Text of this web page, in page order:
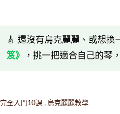
🎸 還沒有烏克麗麗、或想換
笈》
，挑一把適合自己的琴
全入門10課 烏克麗麗教學